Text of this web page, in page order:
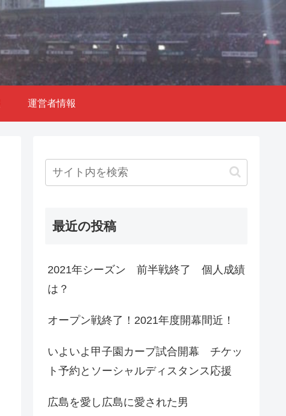
運営者情報
最近の投稿
2021年シーズン 前半戦終了 個人成績
は？
オープン戦終了！2021年度開幕間近！
いよいよ甲子園カープ試合開幕 チケッ
ト予約とソーシャルディスタンス応援
広島を愛し広島に愛された男